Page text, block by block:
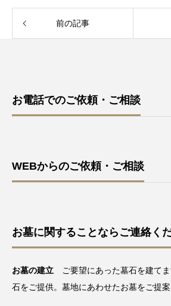
前の記事
お電話でのご依頼・ご相談
WEBからのご依頼・ご相談
お墓に関することならご連絡く
お墓の建立 ご要望にあった墓石を建て
石をご提供。墓地にあわせたお墓をご提